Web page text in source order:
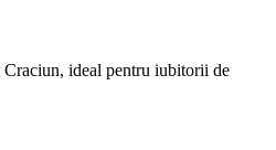
Craciun, ideal pentru iubitorii de